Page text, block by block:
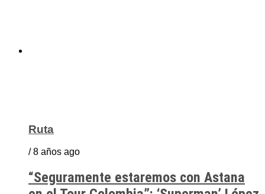
Ruta
/ 8 años ago
“Seguramente estaremos con Astana